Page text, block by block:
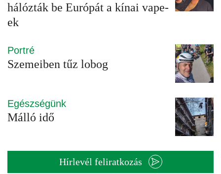
hálózták be Európát a kínai vape-
ek
Portré
Szemeiben tűz lobog
Egészségünk
Málló idő
Hírlevél feliratkozás